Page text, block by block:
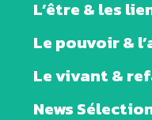
L’être & les
Le pouvoir &
Le vivant &
News